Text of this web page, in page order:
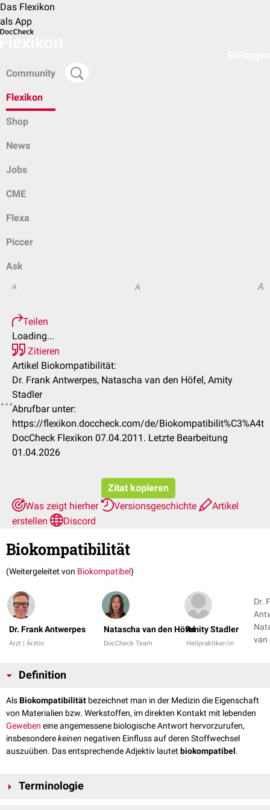
Das Flexikon
als App
Community
Flexikon
Shop
News
Jobs
CME
Flexa
Piccer
Ask
A A A
Teilen
Loading...
Zitieren
Artikel Biokompatibilität:
Dr. Frank Antwerpes, Natascha van den Höfel, Amity
Stadler
Abrufbar unter:
https://flexikon.doccheck.com/de/Biokompatibilit%C3%A4t
DocCheck Flexikon 07.04.2011. Letzte Bearbeitung
01.04.2026
Zitat kopieren
Was zeigt hierher
Versionsgeschichte
Artikel
erstellen
Discord
Biokompatibilität
(Weitergeleitet von Biokompatibel)
Dr. Frank Antwerpes
Arzt | Ärztin
Natascha van den Höfel
DocCheck Team
Amity Stadler
Heilpraktiker/in
Dr.
van
Definition
AlsBiokompatibilität bezeichnet man in der Medizin die Eigenschaft
von Materialien bzw. Werkstoffen, im direkten Kontakt mit lebenden
Geweben eine angemessene biologische Antwort hervorzurufen,
insbesonderekeinen negativen Einfluss auf deren Stoffwechsel
auszuüben. Das entsprechende Adjektiv lautetbiokompatibel.
Terminologie